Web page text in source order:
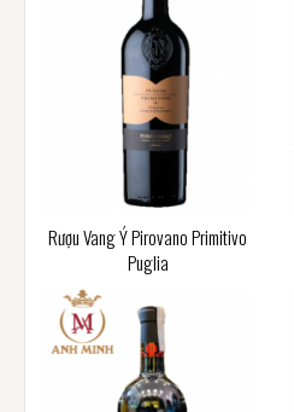
Rượu Vang Ý Pirovano Primitivo
Puglia